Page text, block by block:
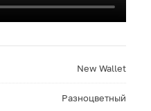
New Wallet
Разноцветный